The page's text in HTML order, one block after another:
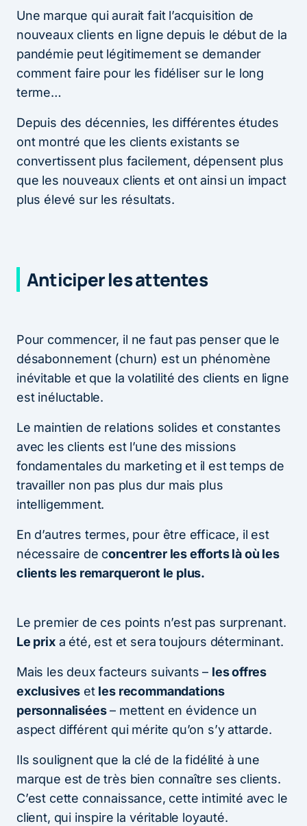
Une marque qui aurait fait l’acquisition de
nouveaux clients en ligne depuis le début de la
pandémie peut légitimement se demander
comment faire pour les fidéliser sur le long
terme…
Depuis des décennies, les différentes études
ont montré que les clients existants se
convertissent plus facilement, dépensent plus
que les nouveaux clients et ont ainsi un impact
plus élevé sur les résultats.
Anticiper les attentes
Pour commencer, il ne faut pas penser que le
désabonnement (churn) est un phénomène
inévitable et que la volatilité des clients en ligne
est inéluctable.
Le maintien de relations solides et constantes
avec les clients est l’une des missions
fondamentales du marketing et il est temps de
travailler non pas plus dur mais plus
intelligemment.
En d’autres termes, pour être efficace, il est
nécessaire de concentrer les efforts là où les
clients les remarqueront le plus.
Le premier de ces points n’est pas surprenant.
Le prixa été, est et sera toujours déterminant.
Mais les deux facteurs suivants – les offres
exclusives et les recommandations
personnalisées– mettent en évidence un
aspect différent qui mérite qu’on s’y attarde.
Ils soulignent que la clé de la fidélité à une
marque est de très bien connaître ses clients.
C’est cette connaissance, cette intimité avec le
client, qui inspire la véritable loyauté.